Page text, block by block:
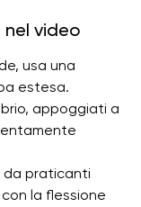
nel video
usa una
estesa.
appoggiati a
da praticanti
la flessione